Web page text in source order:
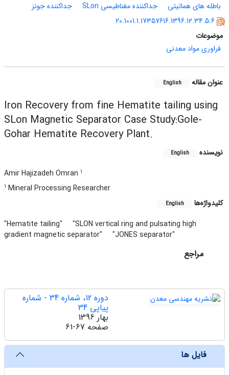
باطله های هماتیتی
جداکننده مغناطیسی SLon
جداکننده جونز
20.1001.1.17357616.1396.12.34.5.6
موضوعات
فراوری مواد معدنی
عنوان مقاله English
Iron Recovery from fine Hematite tailing using
SLon Magnetic Separator Case Study:Gole-
Gohar Hematite Recovery Plant.
نویسنده English
Amir Hajizadeh Omran 1
1 Mineral Processing Researcher
کلیدواژه‌ها
English
"Hematite tailing"
"SLON vertical ring and pulsating high
gradient magnetic separator"
"JONES separator"
مراجع
دوره 12، شماره 34 - شماره
پیاپی 34
بهار 1396
صفحه 61-67
فایل ها